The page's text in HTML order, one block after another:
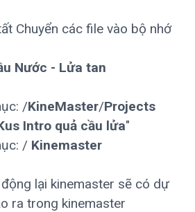
Chuyển các file vào bộ nhớ
Nước - Lửa tan
/KineMaster/Projects
Intro quả cầu lửa"
/ Kinemaster
lại kinemaster sẽ có dự
ra trong kinemaster